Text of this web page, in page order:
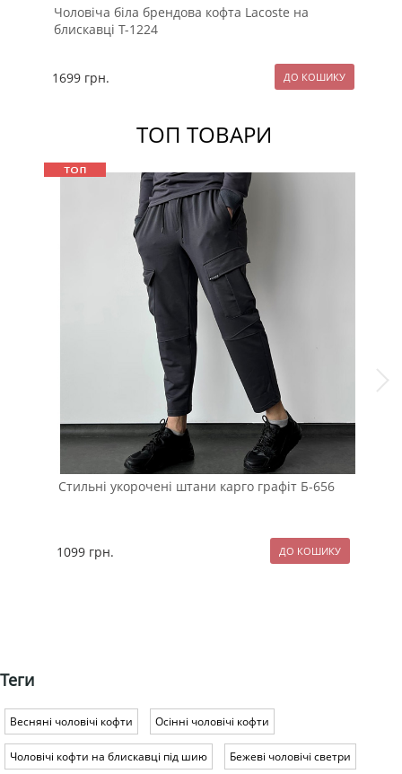
Чоловіча біла брендова кофта Lacoste на
блискавці Т-1224
1699 грн.
ТОП ТОВАРИ
Стильні укорочені штани карго графіт Б-656
1099 грн.
Теги
Весняні чоловічі кофти Осінні чоловічі кофти
Чоловічі кофти на блискавці під шию Бежеві чоловічі светри